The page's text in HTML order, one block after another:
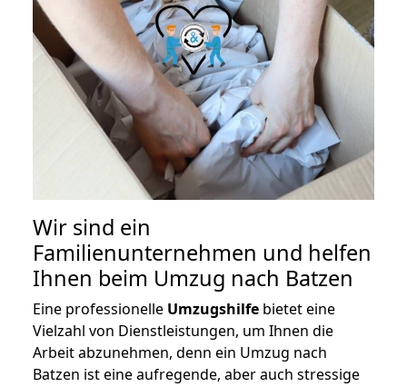
Wir sind ein
Familienunternehmen und helfen
Ihnen beim Umzug nach Batzen
Eine professionelle Umzugshilfe bietet eine
Vielzahl von Dienstleistungen, um Ihnen die
Arbeit abzunehmen, denn ein Umzug nach
Batzen ist eine aufregende, aber auch stressige